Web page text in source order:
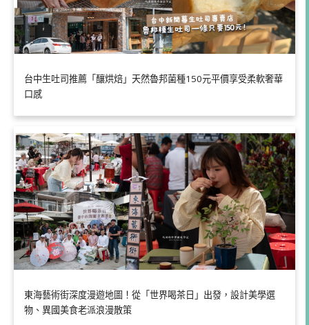
台中生吐司推薦「釀烘焙」天然魯邦菌種150元平價享受柔軟奢華
口感
東海藝術街深度漫遊地圖！從「世界喝茶日」出發，設計美學選
物、異國美食老派浪漫散策